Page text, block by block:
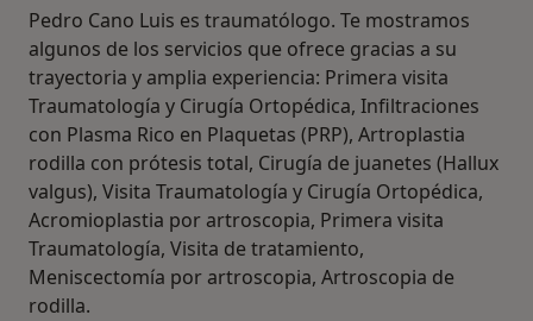
Pedro Cano Luis es traumatólogo. Te mostramos
algunos de los servicios que ofrece gracias a su
trayectoria y amplia experiencia: Primera visita
Traumatología y Cirugía Ortopédica, Infiltraciones
con Plasma Rico en Plaquetas (PRP), Artroplastia
rodilla con prótesis total, Cirugía de juanetes (Hallux
valgus), Visita Traumatología y Cirugía Ortopédica,
Acromioplastia por artroscopia, Primera visita
Traumatología, Visita de tratamiento,
Meniscectomía por artroscopia, Artroscopia de
rodilla.